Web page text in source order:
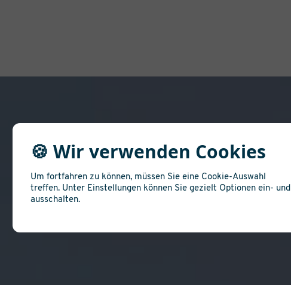
🍪 Wir verwenden Cookies
Um fortfahren zu können, müssen Sie eine Cookie-Auswahl
treffen. Unter Einstellungen können Sie gezielt Optionen ein- und
ausschalten.